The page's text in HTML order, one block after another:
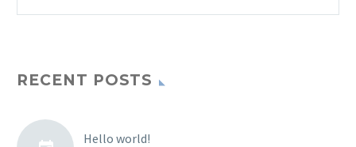
RECENT POSTS
Hello world!